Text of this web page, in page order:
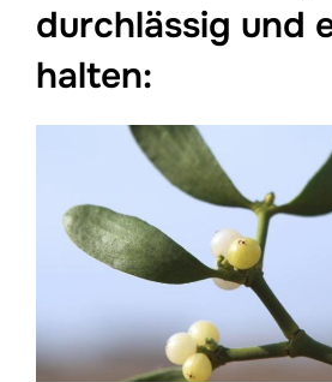
durchlässig und
halten: